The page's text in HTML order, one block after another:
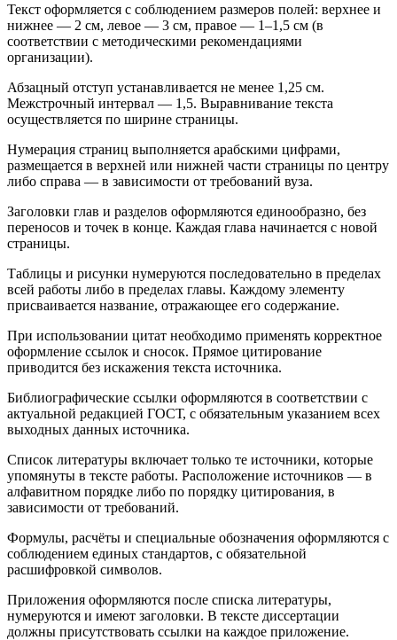
Текст оформляется с соблюдением размеров полей: верхнее и
нижнее — 2 см, левое — 3 см, правое — 1–1,5 см (в
соответствии с методическими рекомендациями
организации).
Абзацный отступ устанавливается не менее 1,25 см.
Межстрочный интервал — 1,5. Выравнивание текста
осуществляется по ширине страницы.
Нумерация страниц выполняется арабскими цифрами,
размещается в верхней или нижней части страницы по центру
либо справа — в зависимости от требований вуза.
Заголовки глав и разделов оформляются единообразно, без
переносов и точек в конце. Каждая глава начинается с новой
страницы.
Таблицы и рисунки нумеруются последовательно в пределах
всей работы либо в пределах главы. Каждому элементу
присваивается название, отражающее его содержание.
При использовании цитат необходимо применять корректное
оформление ссылок и сносок. Прямое цитирование
приводится без искажения текста источника.
Библиографические ссылки оформляются в соответствии с
актуальной редакцией ГОСТ, с обязательным указанием всех
выходных данных источника.
Список литературы включает только те источники, которые
упомянуты в тексте работы. Расположение источников — в
алфавитном порядке либо по порядку цитирования, в
зависимости от требований.
Формулы, расчёты и специальные обозначения оформляются с
соблюдением единых стандартов, с обязательной
расшифровкой символов.
Приложения оформляются после списка литературы,
нумеруются и имеют заголовки. В тексте диссертации
должны присутствовать ссылки на каждое приложение.